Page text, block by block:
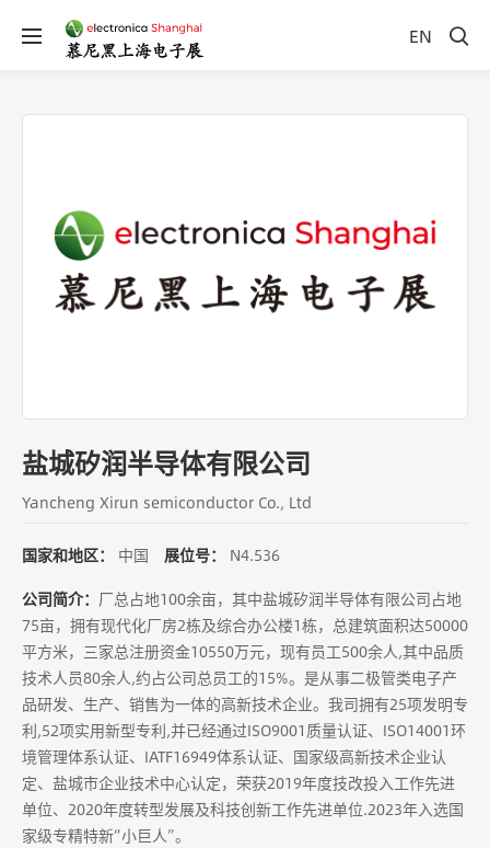
EN
盐城矽润半导体有限公司
Yancheng Xirun semiconductor Co., Ltd
国家和地区： 中国 展位号：
N4.536
公司简介： 厂总占地100余亩，其中盐城矽润半导体有限公司占地
75亩，拥有现代化厂房2栋及综合办公楼1栋，总建筑面积达50000
平方米，三家总注册资金10550万元，现有员工500余人,其中品质
技术人员80余人,约占公司总员工的15%。是从事二极管类电子产
品研发、生产、销售为一体的高新技术企业。我司拥有25项发明专
利,52项实用新型专利,并已经通过ISO9001质量认证、ISO14001环
境管理体系认证、IATF16949体系认证、国家级高新技术企业认
定、盐城市企业技术中心认定，荣获2019年度技改投入工作先进
单位、2020年度转型发展及科技创新工作先进单位.2023年入选国
家级专精特新“小巨人”。